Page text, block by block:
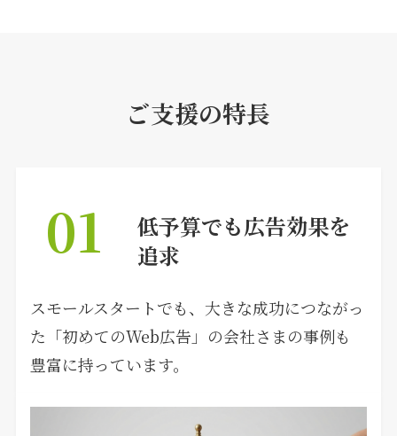
ご支援の特長
01
低予算でも広告効果を
追求
スモールスタートでも、大きな成功につながっ
た「初めてのWeb広告」の会社さまの事例も
豊富に持っています。